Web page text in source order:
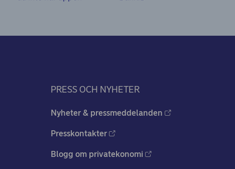
PRESS OCH NYHETER
Nyheter & pressmeddelanden
Presskontakter
Blogg om privatekonomi